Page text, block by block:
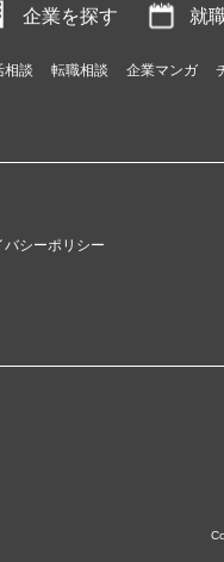
企業を探す 就
相談 転職相談 企業マンガ
バシーポリシー